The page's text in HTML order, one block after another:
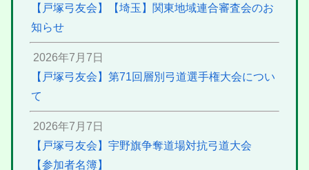
【戸塚弓友会】【埼玉】関東地域連合審査会のお
知らせ
2026年7月7日
【戸塚弓友会】第71回層別弓道選手権大会につい
て
2026年7月7日
【戸塚弓友会】宇野旗争奪道場対抗弓道大会
【参加者名簿】